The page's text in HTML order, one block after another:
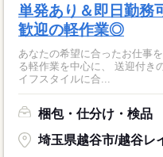
単発あり＆即日勤務
歓迎の軽作業◎
あなたの希望に合ったお仕事
る軽作業を中心に、 送迎付き
イフスタイルに合...
梱包・仕分け・検品
埼玉県越谷市/越谷レ